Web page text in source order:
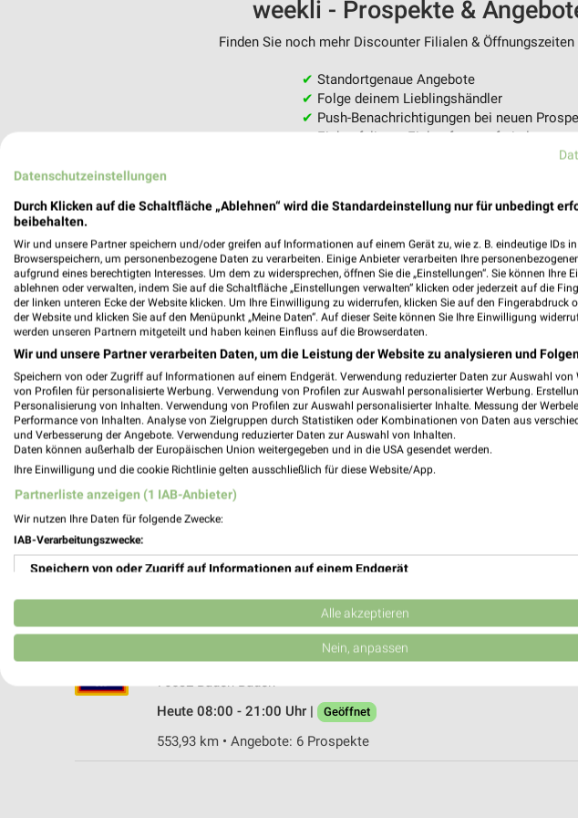
weekli - Prospekte &
Finden Sie noch mehr Discounter Filialen & Öffnungszeiten
✔ Standortgenaue Angebote
✔ Folge deinem Lieblingshändler
✔ Push-Benachrichtigungen bei neuen
✔Einkaufsliste - Einkauf stressfrei planen
PENNY Baden-Baden
76530 Baden-Baden
Heute 07:30 - 21:00 Uhr | Geöffnet
Schwarzwaldstraße 42
76532 Baden-Baden
Heute 08:00 - 21:00 Uhr |
Geöffnet
553,93 km • Angebote: 6 Prospekte
Datenschutzeinstellungen
Durch Klicken auf die Schaltfläche „Ablehnen“ wird die Standardeinstellung nur für unbedingt
beibehalten.
Wir und unsere Partner speichern und/oder greifen auf Informationen auf einem Gerät zu, wie z. B. eindeutige IDs
Browserspeichern, um personenbezogene Daten zu verarbeiten. Einige Anbieter verarbeiten Ihre
aufgrund eines berechtigten Interesses. Um dem zu widersprechen, öffnen Sie die „Einstellungen“. Sie können Ihre
ablehnen oder verwalten, indem Sie auf die Schaltfläche „Einstellungen verwalten“ klicken oder jederzeit auf die
der linken unteren Ecke der Website klicken. Um Ihre Einwilligung zu widerrufen, klicken Sie auf den Fingerabdruck
der Website und klicken Sie auf den Menüpunkt „Meine Daten“. Auf dieser Seite können Sie Ihre Einwilligung
werden unseren Partnern mitgeteilt und haben keinen Einfluss auf die Browserdaten.
Wir und unsere Partner verarbeiten Daten, um die Leistung der Website zu analysieren und
Speichern von oder Zugriff auf Informationen auf einem Endgerät. Verwendung reduzierter Daten zur Auswahl von
von Profilen für personalisierte Werbung. Verwendung von Profilen zur Auswahl personalisierter Werbung.
Personalisierung von Inhalten. Verwendung von Profilen zur Auswahl personalisierter Inhalte. Messung der
Performance von Inhalten. Analyse von Zielgruppen durch Statistiken oder Kombinationen von Daten aus
und Verbesserung der Angebote. Verwendung reduzierter Daten zur Auswahl von Inhalten.
Daten können außerhalb der Europäischen Union weitergegeben und in die USA gesendet werden.
Ihre Einwilligung und die cookie Richtlinie gelten ausschließlich für diese Website/App.
Partnerliste anzeigen (1 IAB-Anbieter)
Wir nutzen Ihre Daten für folgende Zwecke:
IAB-Verarbeitungszwecke:
Speichern von oder Zugriff auf Informationen auf einem Endgerät
Verwendung reduzierter Daten zur Auswahl von Werbeanzeigen
Erstellung von Profilen für personalisierte Werbung
Erstellung von Profilen zur Personalisierung von Inhalten
Alle akzeptieren
Nein, anpassen